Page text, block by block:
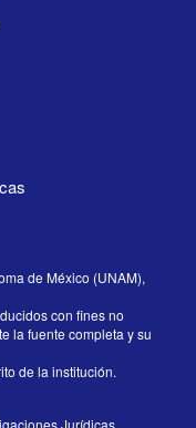
de México (UNAM),
con fines no
la fuente completa y su
de la institución.
Jurídicas.